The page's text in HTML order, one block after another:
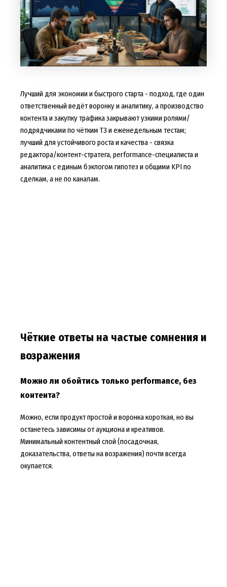
Лучший для экономии и быстрого старта - подход, где один
ответственный ведёт воронку и аналитику, а производство
контента и закупку трафика закрывают узкими ролями/
подрядчиками по чётким ТЗ и еженедельным тестам;
лучший для устойчивого роста и качества - связка
редактора/контент-стратега, performance-специалиста и
аналитика с единым бэклогом гипотез и общими KPI по
сделкам, а не по каналам.
Чёткие ответы на частые сомнения и
возражения
Можно ли обойтись только performance, без
контента?
Можно, если продукт простой и воронка короткая, но вы
останетесь зависимы от аукциона и креативов.
Минимальный контентный слой (посадочная,
доказательства, ответы на возражения) почти всегда
окупается.